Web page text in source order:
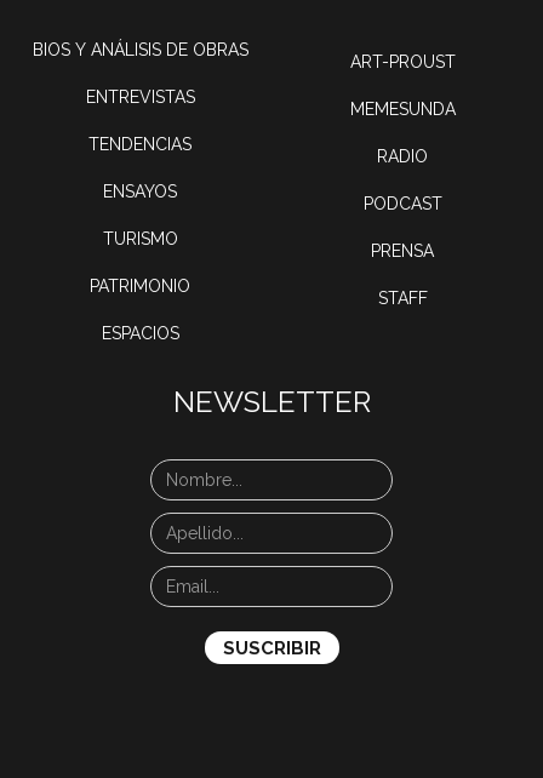
BIOS Y ANÁLISIS DE OBRAS
ENTREVISTAS
TENDENCIAS
ENSAYOS
TURISMO
PATRIMONIO
ESPACIOS
ART-PROUST
MEMESUNDA
RADIO
PODCAST
PRENSA
STAFF
NEWSLETTER